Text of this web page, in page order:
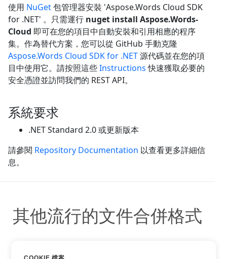
使用 NuGet包管理器安裝 'Aspose.Words Cloud SDK
for .NET' 。只需運行 nuget install Aspose.Words-
Cloud 即可在您的項目中自動安裝和引用相應的程序
集。作為替代方案，您可以從 GitHub 手動克隆
Aspose.Words Cloud SDK for .NET源代碼並在您的項
目中使用它。請按照這些Instructions快速獲取必要的
安全憑證並訪問我們的 REST API。
系統要求
.NET Standard 2.0 或更新版本
請參閱 Repository Documentation 以查看更多詳細信
息。
其他流行的文件合併格式